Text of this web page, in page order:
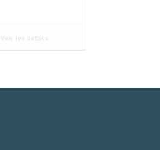
Voir les détails